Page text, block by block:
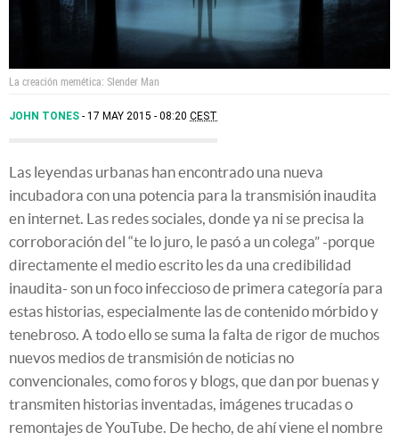
La creación memética: Slender Man
JOHN TONES 17 MAY 2015 - 08:20 CEST
Las leyendas urbanas han encontrado una nueva
incubadora con una potencia para la transmisión inaudita
en internet. Las redes sociales, donde ya ni se precisa la
corroboración del “te lo juro, le pasó a un colega” -porque
directamente el medio escrito les da una credibilidad
inaudita- son un foco infeccioso de primera categoría para
estas historias, especialmente las de contenido mórbido y
tenebroso. A todo ello se suma la falta de rigor de muchos
nuevos medios de transmisión de noticias no
convencionales, como foros y blogs, que dan por buenas y
transmiten historias inventadas, imágenes trucadas o
remontajes de YouTube. De hecho, de ahí viene el nombre